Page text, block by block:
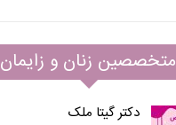
متخصصین زنان و زایمان
دکتر گیتا ملک